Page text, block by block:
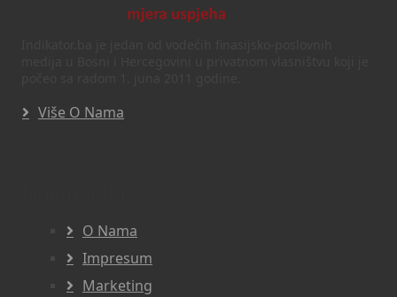
Više O Nama
O Nama
Impresum
Marketing